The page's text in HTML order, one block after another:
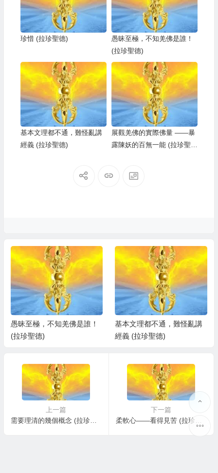
珍惜 (拉珍聖德)
愚昧至極，不知羌佛是誰！
(拉珍聖德)
基本文理都不通，難怪亂講
經義 (拉珍聖德)
展觀羌佛的實際佛量 ——暴
露陳妖的百無一能 (拉珍聖
愚昧至極，不知羌佛是誰！
(拉珍聖德)
基本文理都不通，難怪亂講
經義 (拉珍聖德)
上一篇
下一篇